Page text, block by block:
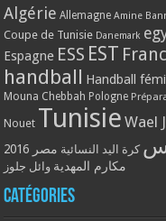
Algérie Allemagne Amine
Coupe de Tunisie Danemark
Espagne ESS EST
handball Handball
Mouna Chebbah Pologne
Nouet Tunisie Wael
كرة اليد النسائية مصر 2016
مكارم المهدية وائل جلوز
Catégories